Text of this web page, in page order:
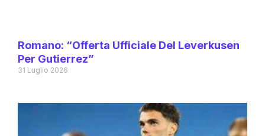
Romano: “Offerta Ufficiale Del Leverkusen
Per Gutierrez”
31 Luglio 2026